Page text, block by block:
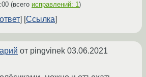
(всего исправлений: 1)
Ссылка
от pingvinek 03.06.2021